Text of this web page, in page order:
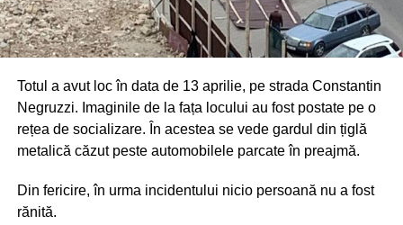
Totul a avut loc în data de 13 aprilie, pe strada Constantin
Negruzzi. Imaginile de la fața locului au fost postate pe o
rețea de socializare. În acestea se vede gardul din țiglă
metalică căzut peste automobilele parcate în preajmă.
Din fericire, în urma incidentului nicio persoană nu a fost
rănită.